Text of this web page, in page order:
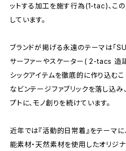
ットする加工を施す行為(1-tac)、こ
しています。
ブランドが掲げる永遠のテーマは「
サーファーやスケーター( 2-tacs
シックアイテムを徹底的に作り込むこ
なビンテージファブリックを落し込み
プトに、モノ創りを続けています。
近年では『活動的日常着』をテーマに
能素材・天然素材を使用したオリジナ